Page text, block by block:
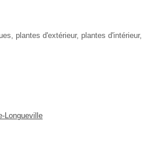
plantes d'extérieur, plantes d'intérieur,
Longueville